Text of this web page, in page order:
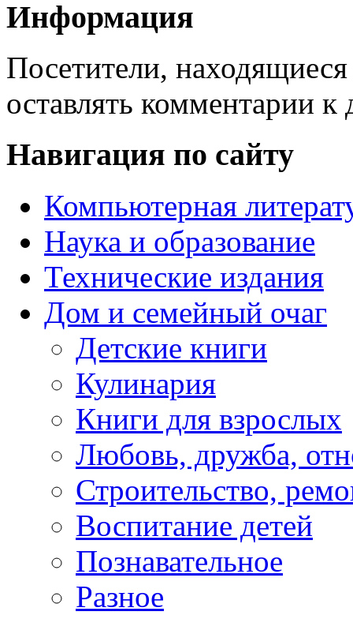
Информация
Посетители,
оставлять комментарии к
Навигация по сайту
Компьютерная
Наука и образование
Технические издания
Дом и семейный очаг
Детские книги
Кулинария
Книги для взрослых
Любовь, дружба,
Строительство,
Воспитание детей
Познавательное
Разное